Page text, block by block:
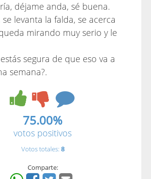
déjame anda, sé buena.
se levanta la falda, se acerca
mirando muy serio y le
segura de que eso va a
semana?.
75.00%
votos positivos
Votos totales: 8
Comparte: